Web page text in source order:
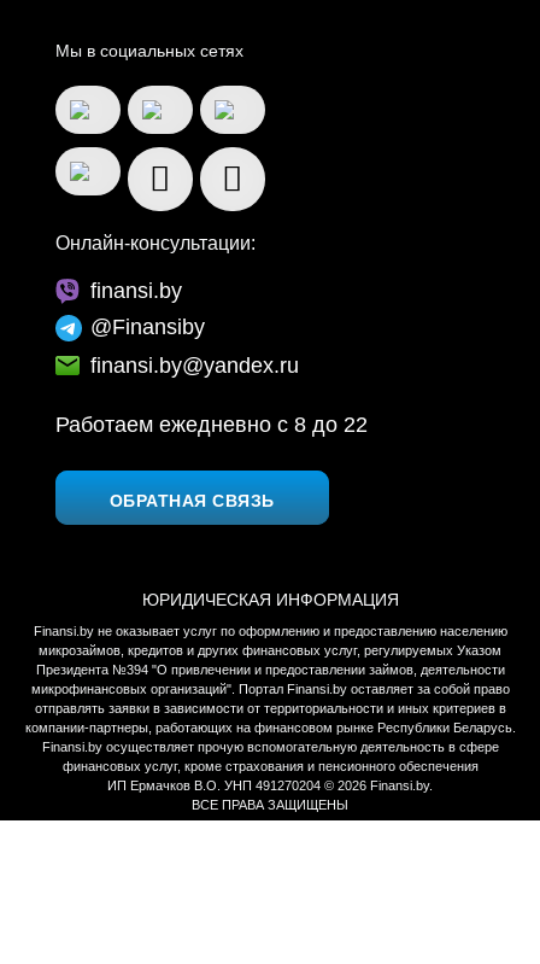
Мы в социальных сетях
Онлайн-консультации:
finansi.by
@Finansiby
finansi.by@yandex.ru
Работаем ежедневно c 8 до 22
ОБРАТНАЯ СВЯЗЬ
ЮРИДИЧЕСКАЯ ИНФОРМАЦИЯ
Finansi.by не оказывает услуг по оформлению и предоставлению населению
микрозаймов, кредитов и других финансовых услуг, регулируемых Указом
Президента №394 "О привлечении и предоставлении займов, деятельности
микрофинансовых организаций". Портал Finansi.by оставляет за собой право
отправлять заявки в зависимости от территориальности и иных критериев в
компании-партнеры, работающих на финансовом рынке Республики Беларусь.
Finansi.by осуществляет прочую вспомогательную деятельность в сфере
финансовых услуг, кроме страхования и пенсионного обеспечения
ИП Ермачков В.О. УНП 491270204 © 2026 Finansi.by.
ВСЕ ПРАВА ЗАЩИЩЕНЫ